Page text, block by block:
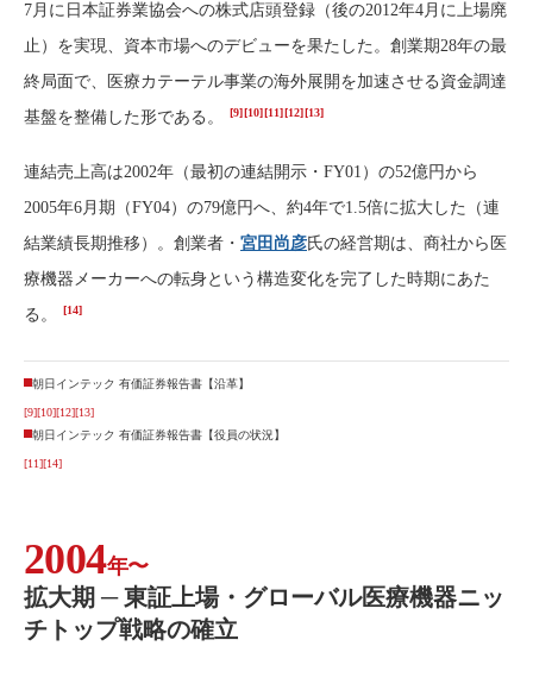
7月に日本証券業協会への株式店頭登録（後の2012年4月に上場廃
止）を実現、資本市場へのデビューを果たした。創業期28年の最
終局面で、医療カテーテル事業の海外展開を加速させる資金調達
基盤を整備した形である。
[9][10][11][12][13]
連結売上高は2002年（最初の連結開示・FY01）の52億円から
2005年6月期（FY04）の79億円へ、約4年で1.5倍に拡大した（連
結業績長期推移）。創業者・ 宮田尚彦氏の経営期は、商社から医
療機器メーカーへの転身という構造変化を完了した時期にあた
る。
[14]
朝日インテック 有価証券報告書【沿革】
[9][10][12][13]
朝日インテック 有価証券報告書【役員の状況】
[11][14]
2004年〜
拡大期 ─ 東証上場・グローバル医療機器ニッ
チトップ戦略の確立